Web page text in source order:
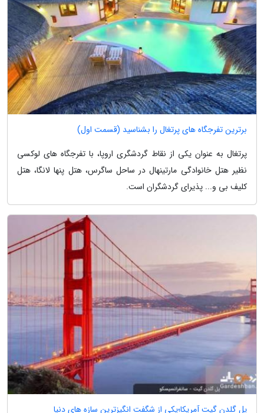
برترین تفرجگاه های پرتغال را بشناسید (قسمت اول)
پرتغال به عنوان یکی از نقاط گردشگری اروپا، با تفرجگاه های لوکسی
نظیر هتل خانوادگی مارتینهال در ساحل ساگرس، هتل پنها لانگا، هتل
کلیف بی و... پذیرای گردشگران است.
پل گلدن گیت آمریکا؛یکی از شگفت انگیزترین سازه های دنیا